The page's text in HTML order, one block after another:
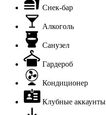
Снек-бар
Алкоголь
Санузел
Гардероб
Кондиционер
Клубные аккаунты